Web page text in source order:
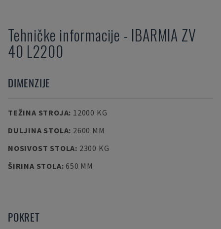
Tehničke informacije - IBARMIA ZV
40 L2200
DIMENZIJE
TEŽINA STROJA: 12000 KG
DULJINA STOLA: 2600 MM
NOSIVOST STOLA: 2300 KG
ŠIRINA STOLA: 650 MM
POKRET